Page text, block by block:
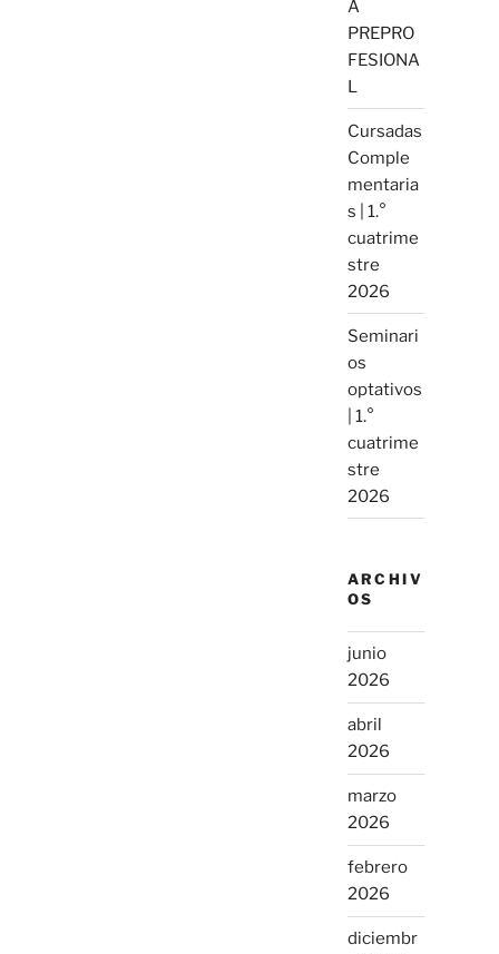
A
PREPRO
FESIONA
L
Cursadas
Comple
mentaria
s | 1.°
cuatrime
stre
2026
Seminari
os
optativos
| 1.°
cuatrime
stre
2026
ARCHIV
OS
junio
2026
abril
2026
marzo
2026
febrero
2026
diciembr